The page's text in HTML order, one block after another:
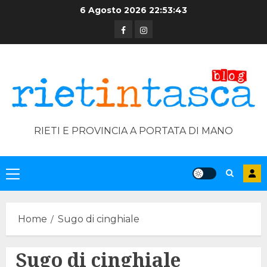
6 Agosto 2026 22:53:43
FacebookInstagram
RIETI E PROVINCIA A PORTATA DI MANO
Primary
Menu
Home Sugo di cinghiale
Sugo di cinghiale